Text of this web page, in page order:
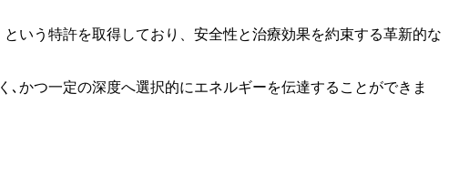
いう特許を取得しており、安全性と治療効果を約束する革新的な
かつ一定の深度へ選択的にエネルギーを伝達することができま